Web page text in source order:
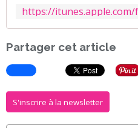
Partager cet article
S'inscrire à la newsletter